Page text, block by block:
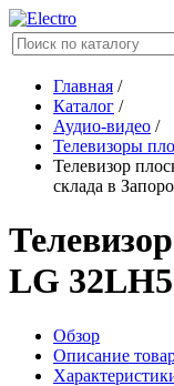
Главная /
Каталог /
Аудио-видео /
Телевизоры
Телевизор
склада в
LG
Обзор
Описание